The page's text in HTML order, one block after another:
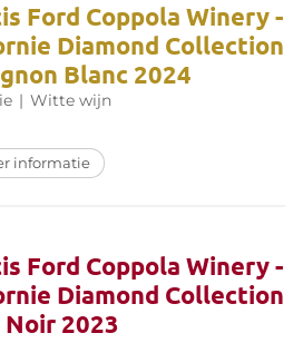
Ford Coppola Winery -
Diamond Collection
Blanc 2024
| Witte wijn
informatie
Ford Coppola Winery -
Diamond Collection
2023